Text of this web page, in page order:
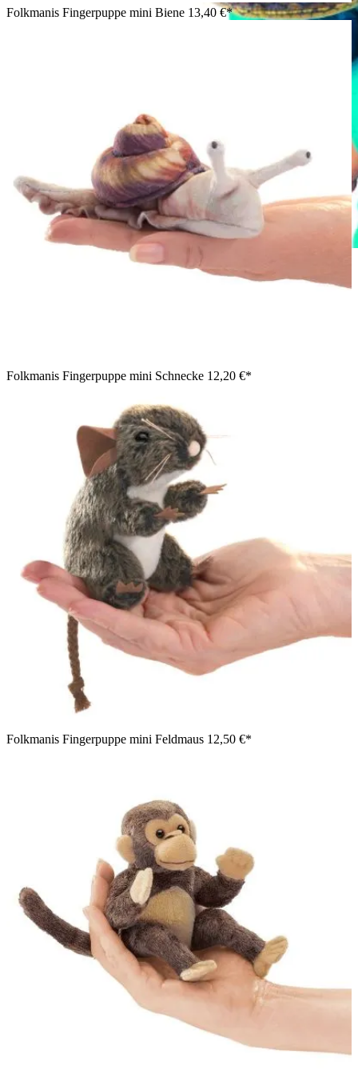
Junge hält Folkmanis Fingerpuppe mini Schlange mit gelbem
Schuppenmuster aufgerollt auf seiner Hand
Folkmanis Fingerpuppe mini Biene 13,40 €*
Folkmanis Fingerpuppe mini Schnecke 12,20 €*
Folkmanis Fingerpuppe mini Feldmaus 12,50 €*